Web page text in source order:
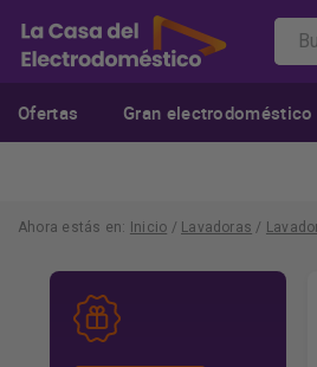
Ofertas Gran electrodoméstico
Ahora estás en: Inicio / Lavadoras /